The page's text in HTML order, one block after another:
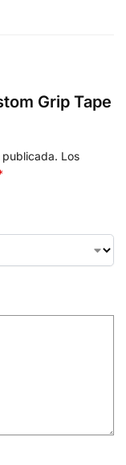
Grip Tape
Los